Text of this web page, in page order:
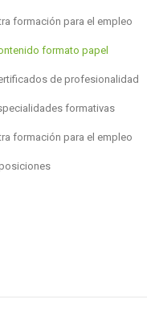
formación para el empleo
formato papel
de profesionalidad
formativas
formación para el empleo